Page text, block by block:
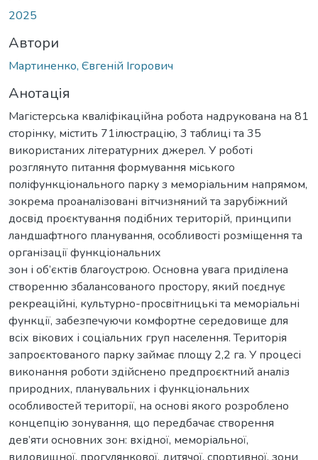
2025
Автори
Мартиненко, Євгеній Ігорович
Анотація
Магістерська кваліфікаційна робота надрукована на 81
сторінку, містить 71ілюстрацію, 3 таблиці та 35
використаних літературних джерел. У роботі
розглянуто питання формування міського
поліфункціонального парку з меморіальним напрямом,
зокрема проаналізовані вітчизняний та зарубіжний
досвід проєктування подібних територій, принципи
ландшафтного планування, особливості розміщення та
організації функціональних
зон і об’єктів благоустрою. Основна увага приділена
створенню збалансованого простору, який поєднує
рекреаційні, культурно-просвітницькі та меморіальні
функції, забезпечуючи комфортне середовище для
всіх вікових і соціальних груп населення. Територія
запроєктованого парку займає площу 2,2 га. У процесі
виконання роботи здійснено предпроєктний аналіз
природних, планувальних і функціональних
особливостей території, на основі якого розроблено
концепцію зонування, що передбачає створення
дев’яти основних зон: вхідної, меморіальної,